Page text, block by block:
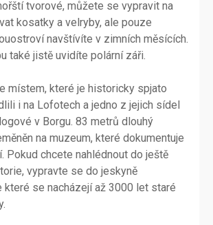
tvorové, můžete se vypravit na
kosatky a velryby, ale pouze
navštívíte v zimních měsících.
také jistě uvidíte polární záři.
místem, které je historicky spjato
i na Lofotech a jedno z jejich sídel
v Borgu. 83 metrů dlouhý
na muzeum, které dokumentuje
Pokud chcete nahlédnout do ještě
vypravte se do jeskyně
které se nacházejí až 3000 let staré